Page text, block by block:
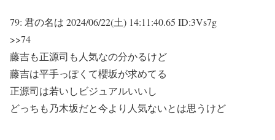
79: 君の名は 2024/06/22(土) 14:11:40.65 ID:3Vs7g
>>74
藤吉も正源司も人気なの分かるけど
藤吉は平手っぽくて櫻坂が求めてる
正源司は若いしビジュアルいいし
どっちも乃木坂だと今より人気ないとは思うけど